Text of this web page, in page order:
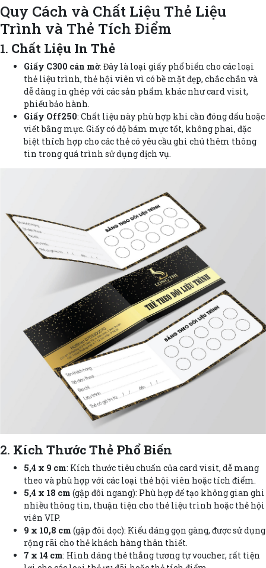
Quy Cách và Chất Liệu Thẻ Liệu
Trình và Thẻ Tích Điểm
1. Chất Liệu In Thẻ
Giấy C300 cán mờ: Đây là loại giấy phổ biến cho các loại
thẻ liệu trình, thẻ hội viên vì có bề mặt đẹp, chắc chắn và
dễ dàng in ghép với các sản phẩm khác như card visit,
phiếu bảo hành.
Giấy Off250: Chất liệu này phù hợp khi cần đóng dấu hoặc
viết bằng mực. Giấy có độ bám mực tốt, không phai, đặc
biệt thích hợp cho các thẻ có yêu cầu ghi chú thêm thông
tin trong quá trình sử dụng dịch vụ.
2. Kích Thước Thẻ Phổ Biến
5,4 x 9 cm: Kích thước tiêu chuẩn của card visit, dễ mang
theo và phù hợp với các loại thẻ hội viên hoặc tích điểm.
5,4 x 18 cm (gập đôi ngang): Phù hợp để tạo không gian ghi
nhiều thông tin, thuận tiện cho thẻ liệu trình hoặc thẻ hội
viên VIP.
9 x 10,8 cm (gập đôi dọc): Kiểu dáng gọn gàng, được sử dụng
rộng rãi cho thẻ khách hàng thân thiết.
7 x 14 cm: Hình dáng thẻ thẳng tương tự voucher, rất tiện